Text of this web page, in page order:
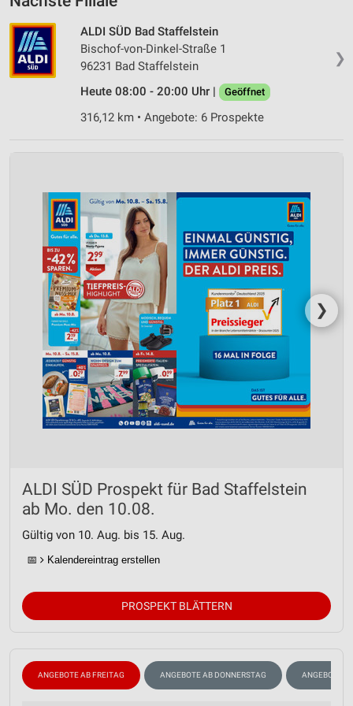
❯
ALDI SÜD Bad Staffelstein
Bischof-von-Dinkel-Straße 1
96231 Bad Staffelstein
Heute 08:00 - 20:00 Uhr |
Geöffnet
316,12 km • Angebote: 6 Prospekte
❯
ALDI SÜD Prospekt für Bad Staffelstein
ab Mo. den 10.08.
Gültig von 10. Aug. bis 15. Aug.
📅 Kalendereintrag erstellen
PROSPEKT BLÄTTERN
ANGEBOTE AB FREITAG ANGEBOTE AB DONNERSTAG ANGEBOTE